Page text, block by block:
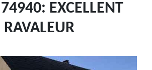
EXCELLENT
RAVALEUR